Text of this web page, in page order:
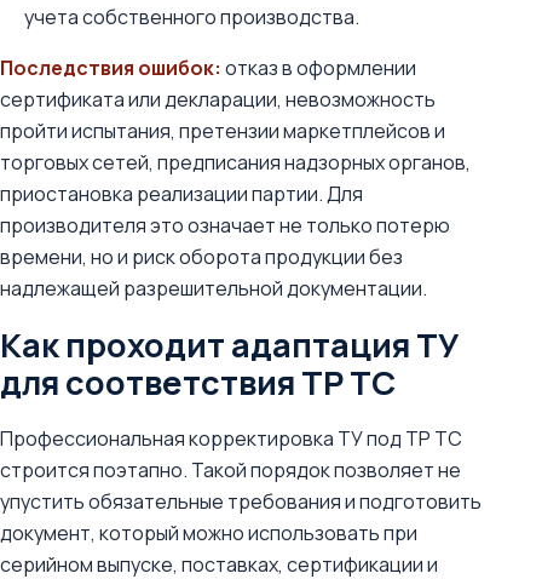
учета собственного производства.
Последствия ошибок: отказ в оформлении
сертификата или декларации, невозможность
пройти испытания, претензии маркетплейсов и
торговых сетей, предписания надзорных органов,
приостановка реализации партии. Для
производителя это означает не только потерю
времени, но и риск оборота продукции без
надлежащей разрешительной документации.
Как проходит адаптация ТУ
для соответствия ТР ТС
Профессиональная корректировка ТУ под ТР ТС
строится поэтапно. Такой порядок позволяет не
упустить обязательные требования и подготовить
документ, который можно использовать при
серийном выпуске, поставках, сертификации и